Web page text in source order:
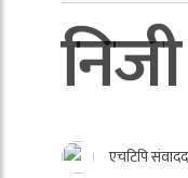
एचटिपि